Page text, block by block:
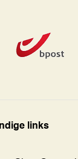
links